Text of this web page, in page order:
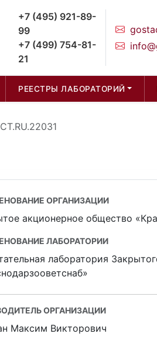
+7 (495) 921-89-
99
+7 (499) 754-81-
21
РЕЕСТРЫ ЛАБОРАТОРИЙ
ОРГАНИЗАЦИИ
акционерное общество
ЛАБОРАТОРИИ
лаборатория
ОРГАНИЗАЦИИ
Максим Викторович